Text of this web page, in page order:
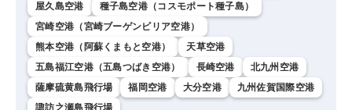
屋久島空港
種子島空港（コスモポート種子島）
宮崎空港（宮崎ブーゲンビリア空港）
熊本空港（阿蘇くまもと空港）
天草空港
五島福江空港（五島つばき空港）
長崎空港
北九州空港
薩摩硫黄島飛行場
福岡空港 大分空港
九州佐賀国際空港